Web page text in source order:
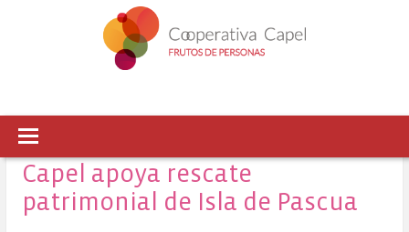
Capel apoya rescate
patrimonial de Isla de Pascua